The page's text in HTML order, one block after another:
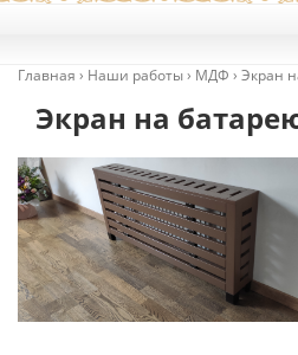
Главная › Наши работы› МДФ › Экран
Экран на